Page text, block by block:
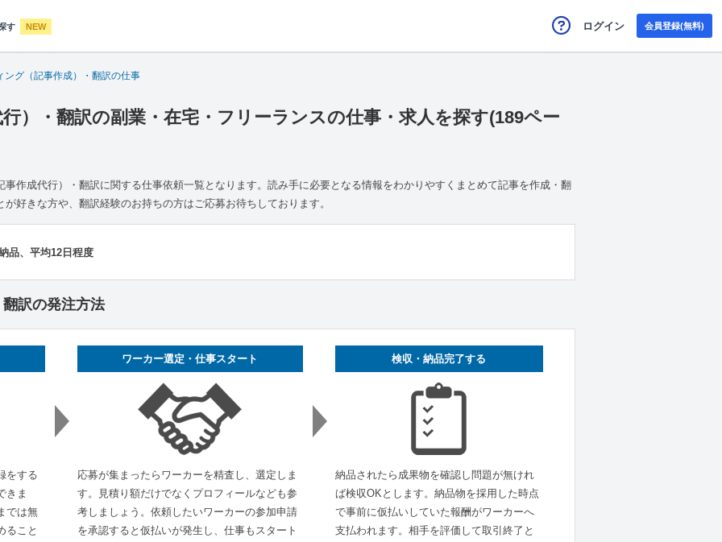
す NEW ログイン 会員登録(無料)
ング（記事作成）・翻訳の仕事
）・翻訳の副業・在宅・フリーランスの仕事・求人を探す(189ペー
作成代行）・翻訳に関する仕事依頼一覧となります。読み手に必要となる情報をわかりやすくまとめて記事を作成・翻
好きな方や、翻訳経験のお持ちの方はご応募お待ちしております。
品、平均12日程度
訳の発注方法
をする
きま
では無
ること
ワーカー選定・仕事スタート
応募が集まったらワーカーを精査し、選定しま
す。見積り額だけでなくプロフィールなども参
考しましょう。依頼したいワーカーの参加申請
を承認すると仮払いが発生し、仕事もスタート
検収・納品完了する
納品されたら成果物を確認し問題が無けれ
ば検収OKとします。納品物を採用した時点
で事前に仮払いしていた報酬がワーカーへ
支払われます。相手を評価して取引終了と